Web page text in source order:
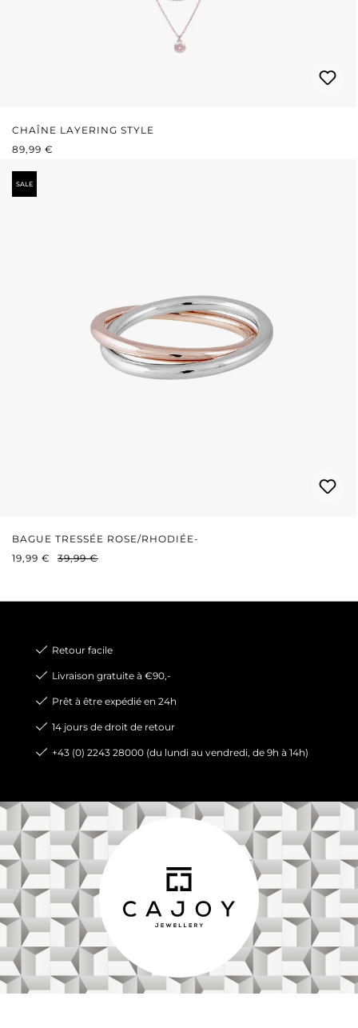
CHAÎNE LAYERING STYLE
PRIX RÉGULIER :
89,99 €
SALE
BAGUE TRESSÉE ROSE/RHODIÉE-
PRIX DE VENTE :
19,99 € PRIX RÉGULIER :
39,99 €
Retour facile
Livraison gratuite à €90,-
Prêt à être expédié en 24h
14 jours de droit de retour
+43 (0) 2243 28000 (du lundi au vendredi, de 9h à 14h)